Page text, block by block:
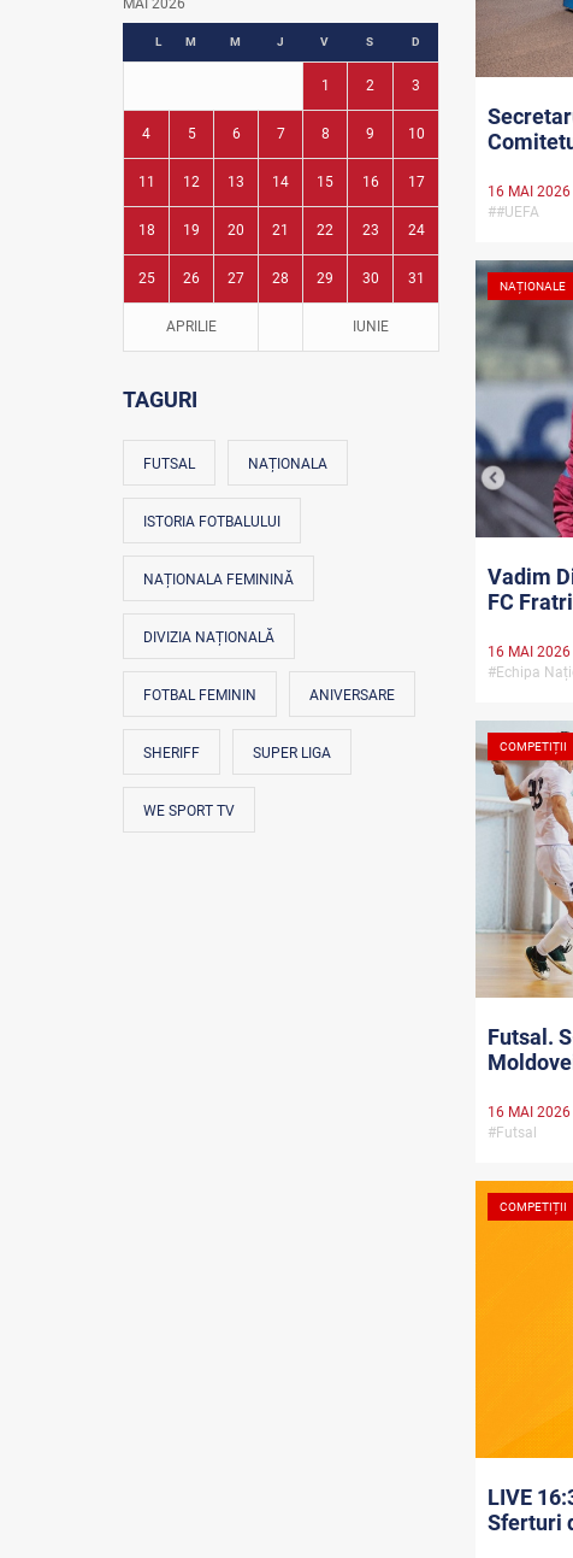
Fotbal în grădinițe
MAI 2026
L M M J V S D
1 2 3
4 5 6 7 8 9 10
11 12 13 14 15 16 17
18 19 20 21 22 23 24
25 26 27 28 29 30 31
APRILIE IUNIE
TAGURI
FUTSAL NAȚIONALA
ISTORIA FOTBALULUI
NAȚIONALA FEMININĂ
DIVIZIA NAȚIONALĂ
FOTBAL FEMININ ANIVERSARE
SHERIFF SUPER LIGA
WE SPORT TV
16 MAI 2026
##UEFA
NAȚIONALE
Vadim
FC
16 MAI 2026
#Echipa
COMPETIȚII
Futsal.
16 MAI 2026
#Futsal
COMPETIȚII
LIVE
Sferturi